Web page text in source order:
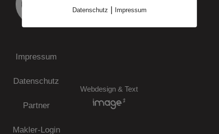
Impressum
Datenschutz
Partner
Makler-Login
Webdesign & Text
Datenschutz | Impressum